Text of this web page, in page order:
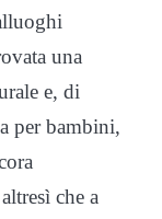
una
e, di
per bambini,
che a